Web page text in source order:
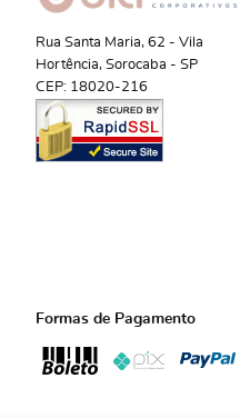
Rua Santa Maria, 62 - Vila
Hortência, Sorocaba - SP
CEP: 18020-216
Formas de Pagamento